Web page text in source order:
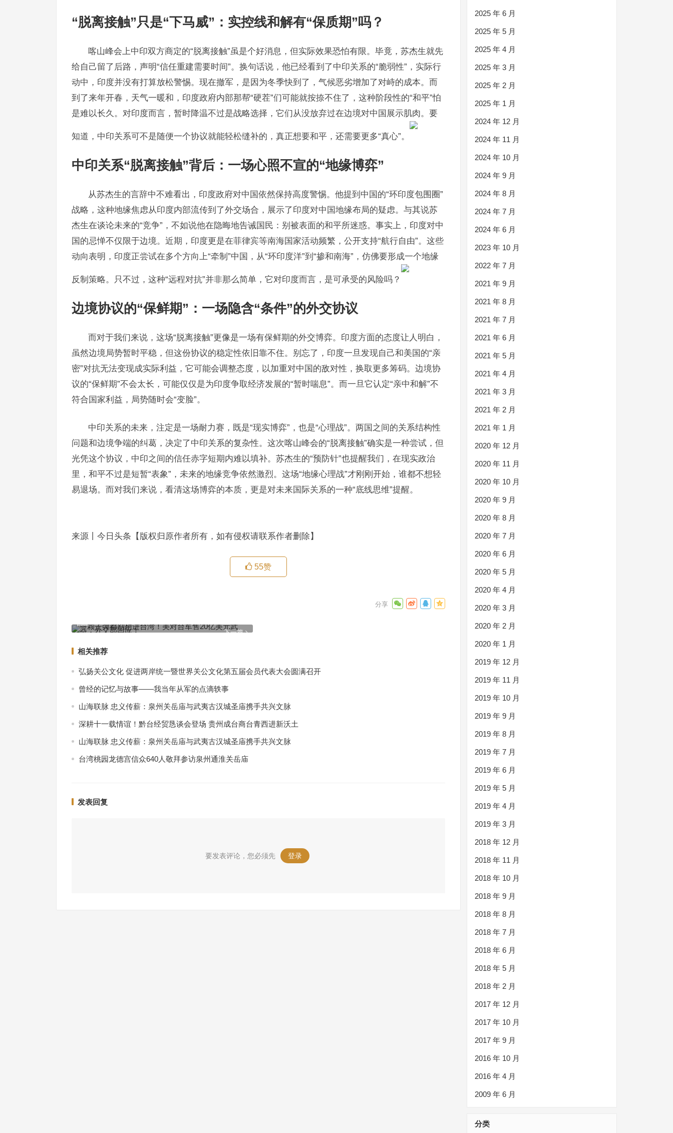
“脱离接触”只是“下马威”：实控线和解有“保质期”吗？
喀山峰会上中印双方商定的“脱离接触”虽是个好消息，但实际效果恐怕有限。毕竟，苏杰生就先
给自己留了后路，声明“信任重建需要时间”。换句话说，他已经看到了中印关系的“脆弱性”，实际行
动中，印度并没有打算放松警惕。现在撤军，是因为冬季快到了，气候恶劣增加了对峙的成本。而
到了来年开春，天气一暖和，印度政府内部那帮“硬茬”们可能就按捺不住了，这种阶段性的“和平”怕
是难以长久。对印度而言，暂时降温不过是战略选择，它们从没放弃过在边境对中国展示肌肉。要
知道，中印关系可不是随便一个协议就能轻松缝补的，真正想要和平，还需要更多“真心”。
中印关系“脱离接触”背后：一场心照不宣的“地缘博弈”
从苏杰生的言辞中不难看出，印度政府对中国依然保持高度警惕。他提到中国的“环印度包围圈”
战略，这种地缘焦虑从印度内部流传到了外交场合，展示了印度对中国地缘布局的疑虑。与其说苏
杰生在谈论未来的“竞争”，不如说他在隐晦地告诫国民：别被表面的和平所迷惑。事实上，印度对中
国的忌惮不仅限于边境。近期，印度更是在菲律宾等南海国家活动频繁，公开支持“航行自由”。这些
动向表明，印度正尝试在多个方向上“牵制”中国，从“环印度洋”到“掺和南海”，仿佛要形成一个地缘
反制策略。只不过，这种“远程对抗”并非那么简单，它对印度而言，是可承受的风险吗？
边境协议的“保鲜期”：一场隐含“条件”的外交协议
而对于我们来说，这场“脱离接触”更像是一场有保鲜期的外交博弈。印度方面的态度让人明白，
虽然边境局势暂时平稳，但这份协议的稳定性依旧靠不住。别忘了，印度一旦发现自己和美国的“亲
密”对抗无法变现成实际利益，它可能会调整态度，以加重对中国的敌对性，换取更多筹码。边境协
议的“保鲜期”不会太长，可能仅仅是为印度争取经济发展的“暂时喘息”。而一旦它认定“亲中和解”不
符合国家利益，局势随时会“变脸”。
中印关系的未来，注定是一场耐力赛，既是“现实博弈”，也是“心理战”。两国之间的关系结构性
问题和边境争端的纠葛，决定了中印关系的复杂性。这次喀山峰会的“脱离接触”确实是一种尝试，但
光凭这个协议，中印之间的信任赤字短期内难以填补。苏杰生的“预防针”也提醒我们，在现实政治
里，和平不过是短暂“表象”，未来的地缘竞争依然激烈。这场“地缘心理战”才刚刚开始，谁都不想轻
易退场。而对我们来说，看清这场博弈的本质，更是对未来国际关系的一种“底线思维”提醒。
来源丨今日头条【版权归原作者所有，如有侵权请联系作者删除】
55赞
上一篇 下一篇
回应！
相关推荐
弘扬关公文化 促进两岸统一暨世界关公文化第五届会员代表大会圆满召开
曾经的记忆与故事——我当年从军的点滴轶事
山海联脉 忠义传薪：泉州关岳庙与武夷古汉城圣庙携手共兴文脉
深耕十一载情谊！黔台经贸恳谈会登场 贵州成台商台青西进新沃土
山海联脉 忠义传薪：泉州关岳庙与武夷古汉城圣庙携手共兴文脉
台湾桃园龙德宫信众640人敬拜参访泉州通淮关岳庙
发表回复
要发表评论，您必须先 登录 。
2025 年 6 月
2025 年 5 月
2025 年 4 月
2025 年 3 月
2025 年 2 月
2025 年 1 月
2024 年 12 月
2024 年 11 月
2024 年 10 月
2024 年 9 月
2024 年 8 月
2024 年 7 月
2024 年 6 月
2023 年 10 月
2022 年 7 月
2021 年 9 月
2021 年 8 月
2021 年 7 月
2021 年 6 月
2021 年 5 月
2021 年 4 月
2021 年 3 月
2021 年 2 月
2021 年 1 月
2020 年 12 月
2020 年 11 月
2020 年 10 月
2020 年 9 月
2020 年 8 月
2020 年 7 月
2020 年 6 月
2020 年 5 月
2020 年 4 月
2020 年 3 月
2020 年 2 月
2020 年 1 月
2019 年 12 月
2019 年 11 月
2019 年 10 月
2019 年 9 月
2019 年 8 月
2019 年 7 月
2019 年 6 月
2019 年 5 月
2019 年 4 月
2019 年 3 月
2018 年 12 月
2018 年 11 月
2018 年 10 月
2018 年 9 月
2018 年 8 月
2018 年 7 月
2018 年 6 月
2018 年 5 月
2018 年 2 月
2017 年 12 月
2017 年 10 月
2017 年 9 月
2016 年 10 月
2016 年 4 月
2009 年 6 月
分类